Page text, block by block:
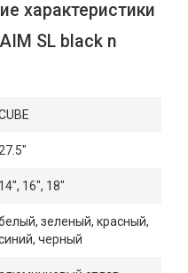
характеристики
SL black n
27.5"
14", 16", 18"
зеленый, красный,
черный